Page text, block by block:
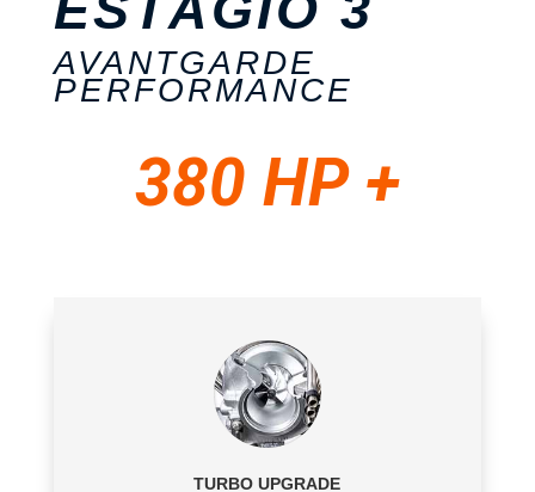
AVANTGARDE
PERFORMANCE
380 HP +
TURBO UPGRADE